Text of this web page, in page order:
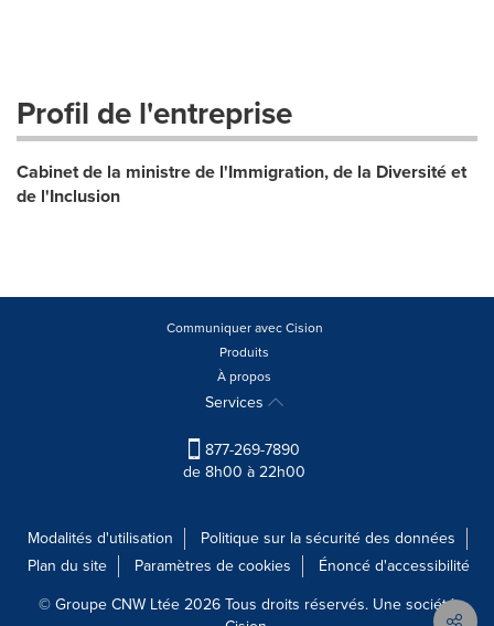
Profil de l'entreprise
Cabinet de la ministre de l'Immigration, de la Diversité et
de l'Inclusion
Communiquer avec Cision
Produits
À propos
Services
877-269-7890
de 8h00 à 22h00
Modalités d'utilisation
Politique sur la sécurité des données
Plan du site
Paramètres de cookies
Énoncé d'accessibilité
© Groupe CNW Ltée 2026 Tous droits réservés. Une société